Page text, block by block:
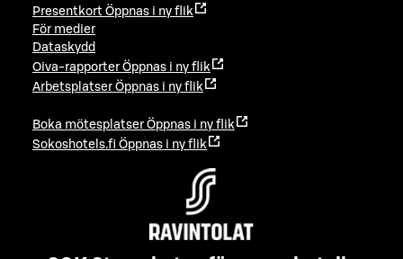
Presentkort Öppnas i ny flik
För medier
Dataskydd
Oiva-rapporter Öppnas i ny flik
Arbetsplatser Öppnas i ny flik
Boka mötesplatser Öppnas i ny flik
Sokoshotels.fi Öppnas i ny flik